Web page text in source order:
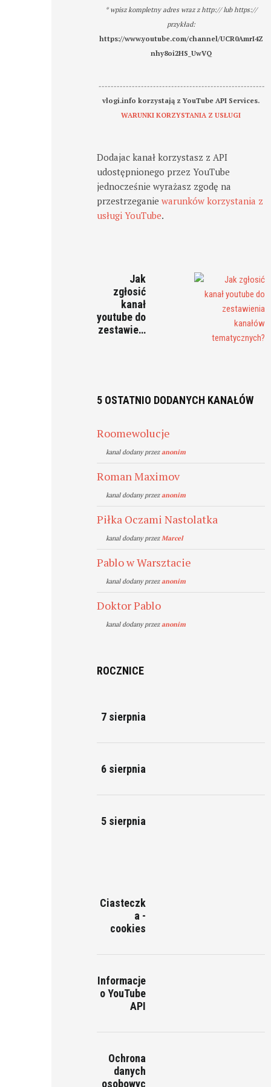
* wpisz kompletny adres wraz z http:// lub https://
przykład:
https://www.youtube.com/channel/UCR0AmrI4Z
nhy8oi2HS_UwVQ
-------------------------------------------------------
vlogi.info korzystają z YouTube API Services.
WARUNKI KORZYSTANIA Z USŁUGI
Dodajac kanał korzystasz z API
udostępnionego przez YouTube
jednocześnie wyrażasz zgodę na
przestrzeganiewarunków korzystania z
usługi YouTube.
Jak
zgłosić
kanał
youtube do
zestawie…
5 OSTATNIO DODANYCH KANAŁÓW
Roomewolucje
kanal dodany przezanonim
Roman Maximov
kanal dodany przezanonim
Piłka Oczami Nastolatka
kanal dodany przezMarcel
Pablo w Warsztacie
kanal dodany przezanonim
Doktor Pablo
kanal dodany przezanonim
ROCZNICE
7 sierpnia
6 sierpnia
5 sierpnia
Ciasteczk
a -
cookies
Informacje
o YouTube
API
Ochrona
danych
osobowyc